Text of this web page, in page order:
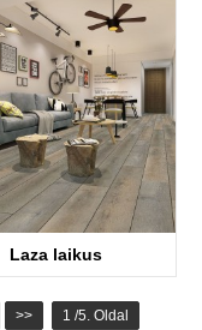
KTV8021
Laza laikus
>> 1 /5. Oldal